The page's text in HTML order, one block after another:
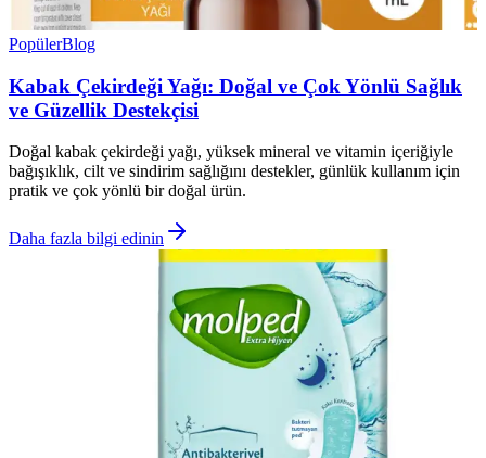
PopülerBlog
Kabak Çekirdeği Yağı: Doğal ve Çok Yönlü Sağlık
ve Güzellik Destekçisi
Doğal kabak çekirdeği yağı, yüksek mineral ve vitamin içeriğiyle
bağışıklık, cilt ve sindirim sağlığını destekler, günlük kullanım için
pratik ve çok yönlü bir doğal ürün.
Daha fazla bilgi edinin